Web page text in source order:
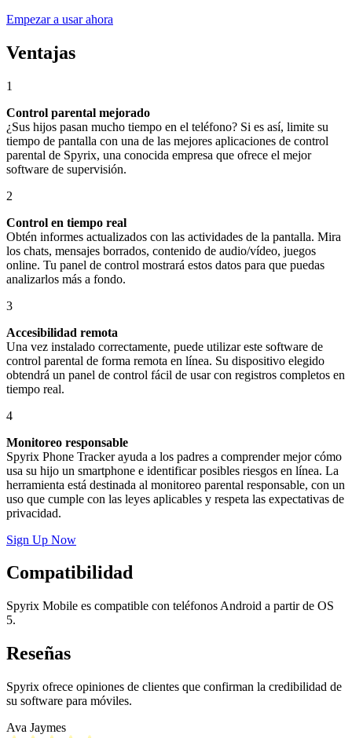
Empezar a usar ahora
Ventajas
1
Control parental mejorado
¿Sus hijos pasan mucho tiempo en el teléfono? Si es así, limite su
tiempo de pantalla con una de las mejores aplicaciones de control
parental de Spyrix, una conocida empresa que ofrece el mejor
software de supervisión.
2
Control en tiempo real
Obtén informes actualizados con las actividades de la pantalla. Mira
los chats, mensajes borrados, contenido de audio/vídeo, juegos
online. Tu panel de control mostrará estos datos para que puedas
analizarlos más a fondo.
3
Accesibilidad remota
Una vez instalado correctamente, puede utilizar este software de
control parental de forma remota en línea. Su dispositivo elegido
obtendrá un panel de control fácil de usar con registros completos en
tiempo real.
4
Monitoreo responsable
Spyrix Phone Tracker ayuda a los padres a comprender mejor cómo
usa su hijo un smartphone e identificar posibles riesgos en línea. La
herramienta está destinada al monitoreo parental responsable, con un
uso que cumple con las leyes aplicables y respeta las expectativas de
privacidad.
Sign Up Now
Compatibilidad
Spyrix Mobile es compatible con teléfonos Android a partir de OS
5.
Reseñas
Spyrix ofrece opiniones de clientes que confirman la credibilidad de
su software para móviles.
Ava Jaymes